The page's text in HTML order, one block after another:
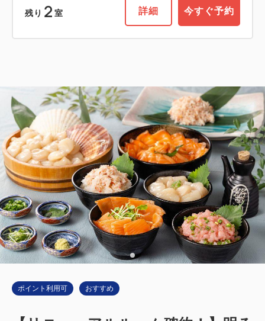
残り 2 室 詳細 今すぐ予約
ポイント利用可 おすすめ